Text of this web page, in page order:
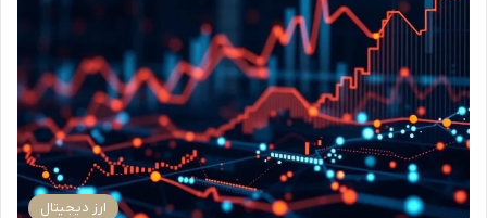
ارز دیجیتال